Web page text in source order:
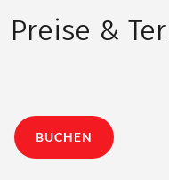
Preise &
BUCHEN